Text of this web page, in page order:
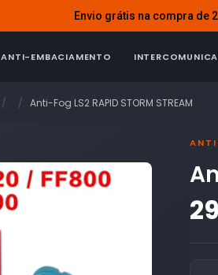
Envio grátis na compra de
ANTI-EMBACIAMENTO
Anti-Fog LS2 RAPID STORM STREAM